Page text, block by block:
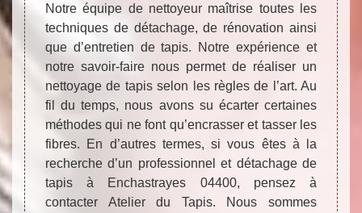
Notre équipe de nettoyeur maîtrise toutes les
techniques de détachage, de rénovation ainsi
que d’entretien de tapis. Notre expérience et
notre savoir-faire nous permet de réaliser un
nettoyage de tapis selon les règles de l’art. Au
fil du temps, nous avons su écarter certaines
méthodes qui ne font qu’encrasser et tasser les
fibres. En d’autres termes, si vous êtes à la
recherche d’un professionnel et détachage de
tapis à Enchastrayes 04400, pensez à
contacter Atelier du Tapis. Nous sommes